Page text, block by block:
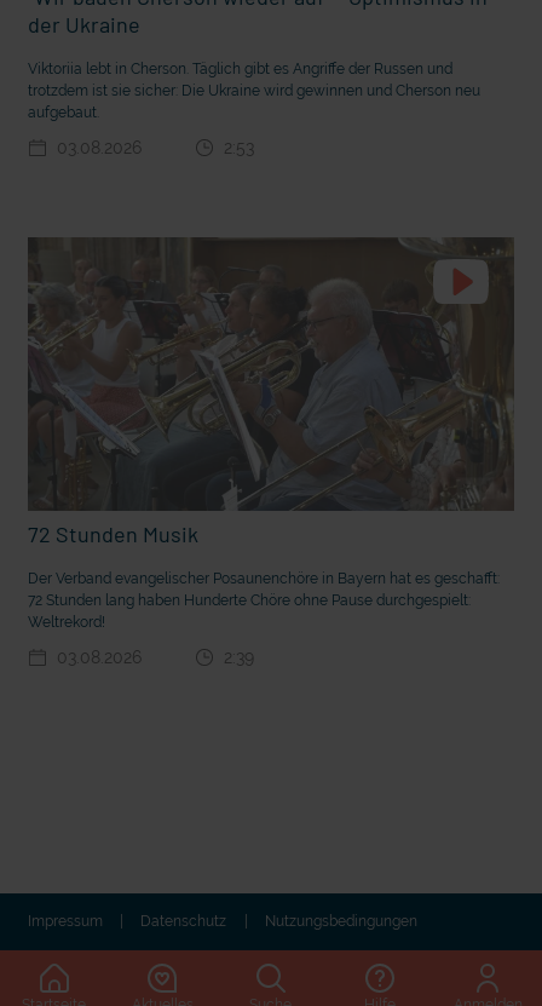
Ostern erleben wie vor 2000 Jahren in Jerusalem
der Ukraine
Viktoriia lebt in Cherson. Täglich gibt es Angriffe der Russen und
trotzdem ist sie sicher: Die Ukraine wird gewinnen und Cherson neu
aufgebaut.
03.08.2026 2:53
72 Stunden Musik
Der Verband evangelischer Posaunenchöre in Bayern hat es geschafft:
72 Stunden lang haben Hunderte Chöre ohne Pause durchgespielt:
Weltrekord!
03.08.2026 2:39
Impressum Datenschutz Nutzungsbedingungen